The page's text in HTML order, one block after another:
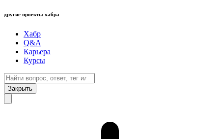
другие проекты хабра
Хабр
Q&A
Карьера
Курсы
Закрыть